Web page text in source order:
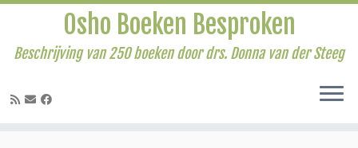
Osho Boeken Besproken
Beschrijving van 250 boeken door drs. Donna van der Steeg